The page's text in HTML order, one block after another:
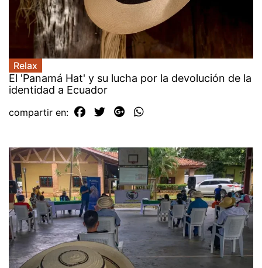
Relax
El 'Panamá Hat' y su lucha por la devolución de la
identidad a Ecuador
compartir en: